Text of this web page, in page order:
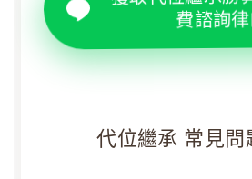
費諮詢
代位繼承 常見問